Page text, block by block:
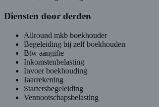
Diensten door derden
Allround mkb boekhouder
Begeleiding bij zelf boekhouden
Btw aangifte
Inkomstenbelasting
Invoer boekhouding
Jaarrekening
Startersbegeleiding
Vennootschapsbelasting